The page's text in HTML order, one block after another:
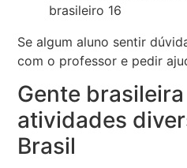
brasileiro 16
Se algum aluno sentir
com o professor e pedir
Gente
atividades
Brasil